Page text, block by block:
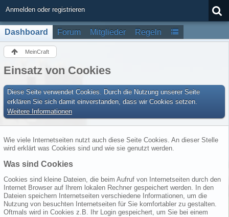
Anmelden oder registrieren
Dashboard Forum Mitglieder Regeln
MeinCraft
Einsatz von Cookies
Diese Seite verwendet Cookies. Durch die Nutzung unserer Seite
erklären Sie sich damit einverstanden, dass wir Cookies setzen.
Weitere Informationen
Wie viele Internetseiten nutzt auch diese Seite Cookies. An dieser Stelle
wird erklärt was Cookies sind und wie sie genutzt werden.
Was sind Cookies
Cookies sind kleine Dateien, die beim Aufruf von Internetseiten durch den
Internet Browser auf Ihrem lokalen Rechner gespeichert werden. In den
Dateien speichern Internetseiten verschiedene Informationen, um die
Nutzung von besuchten Internetseiten für Sie komfortabler zu gestalten.
Oftmals wird in Cookies z.B. Ihr Login gespeichert, um Sie bei einem